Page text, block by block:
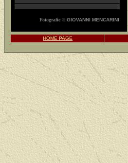
Fotografie © GIOVANNI MENCARINI
HOME PAGE